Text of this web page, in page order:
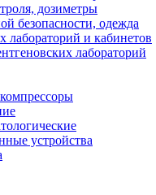
дозиметры
безопасности, одежда
лабораторий и кабинетов
лабораторий
устройства